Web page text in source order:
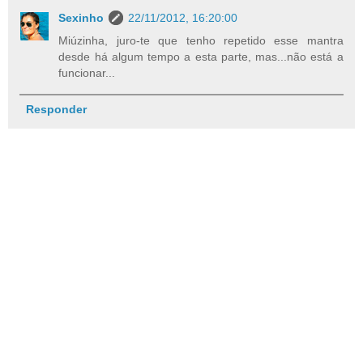
Sexinho
22/11/2012, 16:20:00
Miúzinha, juro-te que tenho repetido esse mantra
desde há algum tempo a esta parte, mas...não está a
funcionar...
Responder